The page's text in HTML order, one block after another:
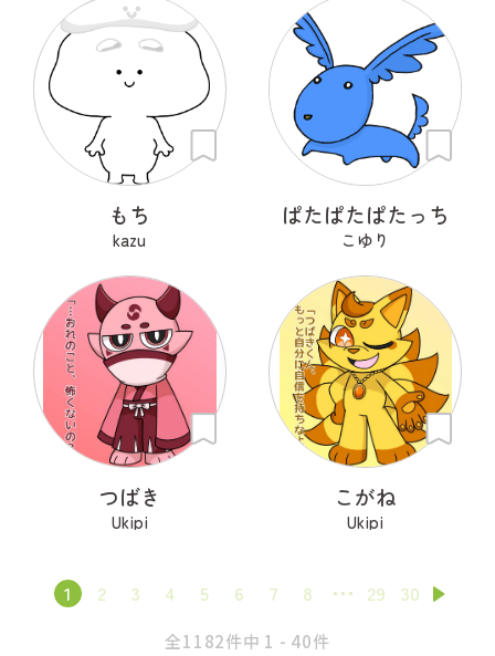
もち
kazu
ぱたぱたぱたっち
こゆり
つばき
Ukipi
こがね
Ukipi
1 2 3 4 5 6 7 8 29 30
全1182件中 1 - 40件